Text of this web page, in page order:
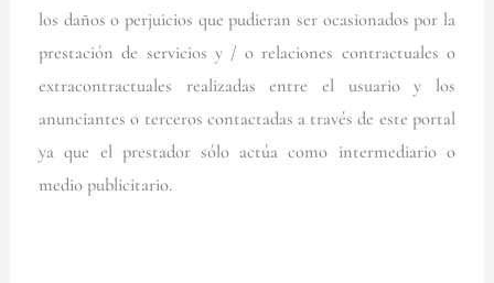
los daños o perjuicios que pudieran ser ocasionados por la
prestación de servicios y / o relaciones contractuales o
extracontractuales realizadas entre el usuario y los
anunciantes o terceros contactadas a través de este portal
ya que el prestador sólo actúa como intermediario o
medio publicitario.